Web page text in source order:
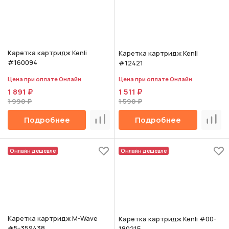
Каретка картридж Kenli
#160094
Цена при оплате Онлайн
1 891 ₽
1 990 ₽
Подробнее Сравнить
Каретка картридж Kenli
#12421
Цена при оплате Онлайн
1 511 ₽
1 590 ₽
Подробнее
Онлайн дешевле
Каретка картридж M-Wave
Онлайн дешевле
Каретка картридж Kenli #00-